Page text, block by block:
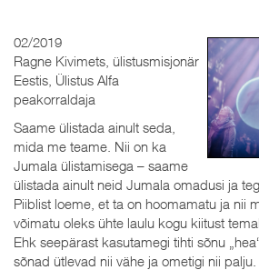
02/2019
Ragne Kivimets, ülistusmisjonär
Eestis, Ülistus Alfa
peakorraldaja
Saame ülistada ainult seda,
mida me teame. Nii on ka
Jumala ülistamisega – saame
ülistada ainult neid Jumala omadusi ja
Piiblist loeme, et ta on hoomamatu ja nii
võimatu oleks ühte laulu kogu kiitust
Ehk seepärast kasutamegi tihti sõnu
sõnad ütlevad nii vähe ja ometigi nii